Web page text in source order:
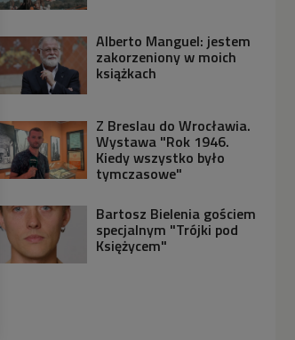
Alberto Manguel: jestem
zakorzeniony w moich
książkach
Z Breslau do Wrocławia.
Wystawa "Rok 1946.
Kiedy wszystko było
tymczasowe"
Bartosz Bielenia gościem
specjalnym "Trójki pod
Księżycem"